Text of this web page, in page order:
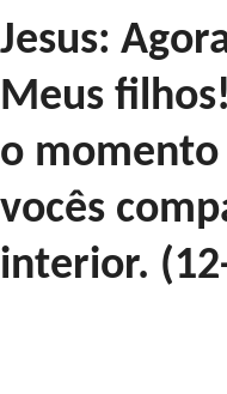
Jesus:
Meus
o momento
vocês
interior.